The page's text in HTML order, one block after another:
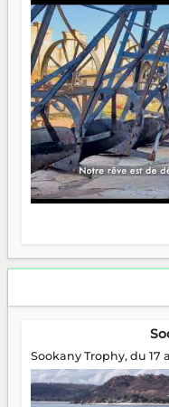
Sookany Trophy, du 17